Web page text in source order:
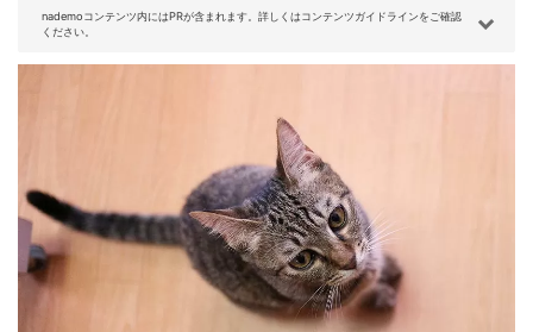
nademoコンテンツ内にはPRが含まれます。詳しくはコンテンツガイドラインをご確認
ください。